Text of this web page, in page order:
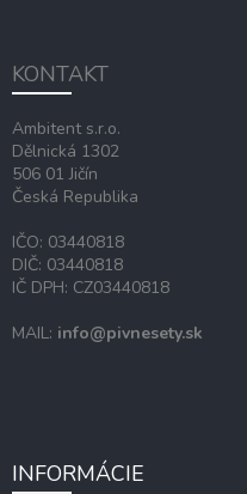
KONTAKT
Ambitent s.r.o.
Dělnická 1302
506 01 Jičín
Česká Republika
IČO: 03440818
DIČ: 03440818
IČ DPH: CZ03440818
MAIL: info@pivnesety.sk
INFORMÁCIE